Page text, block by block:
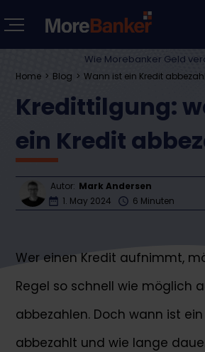
Wie Morebanker Geld
Home Blog Wann ist ein Kredit
Kredittilgung:
ein Kredit
Autor: Mark Andersen
1. May 2024
6 Minuten
Wer einen Kredit aufnimmt,
Regel so schnell wie möglich
abbezahlen. Doch wann ist
abbezahlt und wie lange